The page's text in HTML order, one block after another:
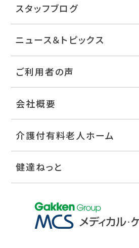
スタッフブログ
ニュース＆トピックス
ご利用者の声
会社概要
介護付有料老人ホーム
健達ねっと